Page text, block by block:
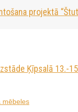
projektā
Ķīpsalā 13.-
mēbeles